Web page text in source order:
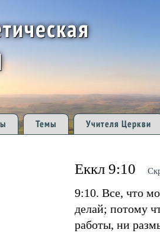
Темы Учителя Церкви
Еккл 9:10
9:10. Все, что
делай; потому
работы, ни